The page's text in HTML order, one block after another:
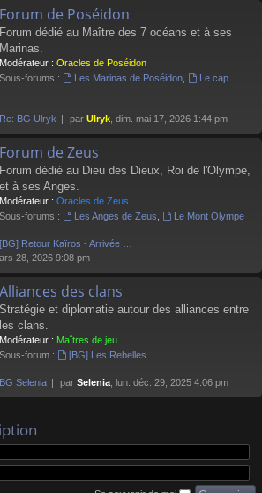
Forum de Poséidon
Forum dédié au Maître des 7 océans et à ses
Marinas.
Modérateur : Oracles de Poséidon
Sous-forums :
Les Marinas de Poséidon,
Le cap
Re: BG Ulryk par Ulryk , dim. mai 17, 2026 1:44 pm
Forum de Zeus
Forum dédié au Dieu des Dieux, Roi de l'Olympe,
et à ses Anges.
Modérateur : Oracles de Zeus
Sous-forums :
Les Anges de Zeus
Le Mont Olympe
[BG] Retour Kaïros - Arrivée …
28, 2026 9:08 pm
Alliances des clans
Stratégie et diplomatie autour des alliances entre
les clans.
Modérateur : Maîtres de jeu
Sous-forum :
[BG] Les Rebelles
BG Selenia par Selenia , lun. déc. 29, 2025 4:06 pm